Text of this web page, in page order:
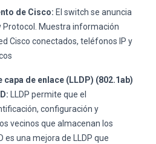
de Cisco: El switch se anuncia
Protocol. Muestra información
Cisco conectados, teléfonos IP y
de enlace (LLDP) (802.1ab)
LLDP permite que el
configuración y
vecinos que almacenan los
es una mejora de LLDP que